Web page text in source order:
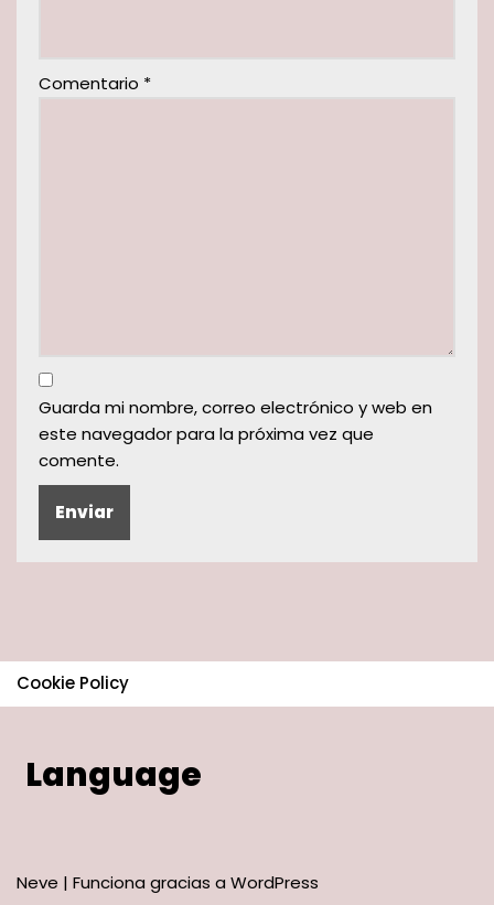
Comentario *
Guarda mi nombre, correo electrónico y web en
este navegador para la próxima vez que
comente.
Cookie Policy
Language
Neve | Funciona gracias a WordPress